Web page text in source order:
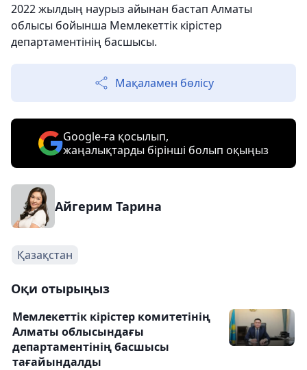
2022 жылдың наурыз айынан бастап Алматы
облысы бойынша Мемлекеттік кірістер
департаментінің басшысы.
Мақаламен бөлісу
Google-ға қосылып,
жаңалықтарды бірінші болып оқыңыз
Айгерим Тарина
Қазақстан
Оқи отырыңыз
Мемлекеттік кірістер комитетінің
Алматы облысындағы
департаментінің басшысы
тағайындалды